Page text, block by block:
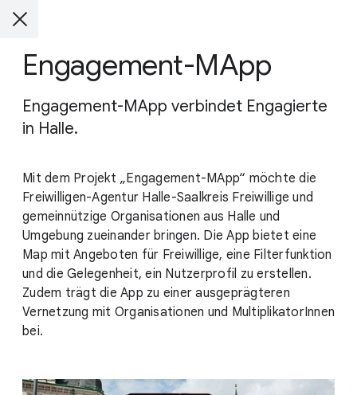
Engagement-MApp
Engagement-MApp verbindet Engagierte
in Halle.
Mit dem Projekt „Engagement-MApp“ möchte die
Freiwilligen-Agentur Halle-Saalkreis Freiwillige und
gemeinnützige Organisationen aus Halle und
Umgebung zueinander bringen. Die App bietet eine
Map mit Angeboten für Freiwillige, eine Filterfunktion
und die Gelegenheit, ein Nutzerprofil zu erstellen.
Zudem trägt die App zu einer ausgeprägteren
Vernetzung mit Organisationen und MultiplikatorInnen
bei.